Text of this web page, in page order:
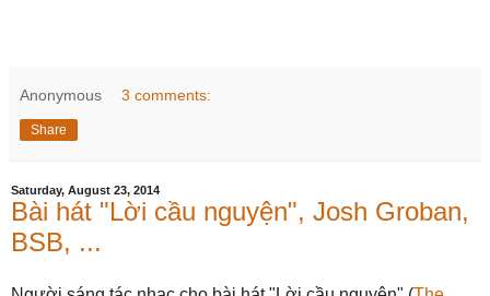
Anonymous 3 comments:
Share
Saturday, August 23, 2014
Bài hát "Lời cầu nguyện", Josh Groban,
BSB, ...